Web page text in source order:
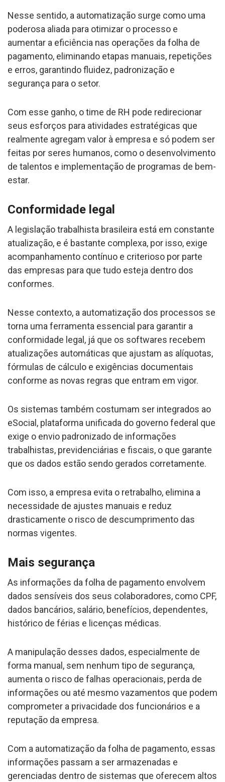
Nesse sentido, a automatização surge como uma
poderosa aliada para otimizar o processo e
aumentar a eficiência nas operações da folha de
pagamento, eliminando etapas manuais, repetições
e erros, garantindo fluidez, padronização e
segurança para o setor.
Com esse ganho, o time de RH pode redirecionar
seus esforços para atividades estratégicas que
realmente agregam valor à empresa e só podem ser
feitas por seres humanos, como o desenvolvimento
de talentos e implementação de programas de bem-
estar.
Conformidade legal
A legislação trabalhista brasileira está em constante
atualização, e é bastante complexa, por isso, exige
acompanhamento contínuo e criterioso por parte
das empresas para que tudo esteja dentro dos
conformes.
Nesse contexto, a automatização dos processos se
torna uma ferramenta essencial para garantir a
conformidade legal, já que os softwares recebem
atualizações automáticas que ajustam as alíquotas,
fórmulas de cálculo e exigências documentais
conforme as novas regras que entram em vigor.
Os sistemas também costumam ser integrados ao
eSocial, plataforma unificada do governo federal que
exige o envio padronizado de informações
trabalhistas, previdenciárias e fiscais, o que garante
que os dados estão sendo gerados corretamente.
Com isso, a empresa evita o retrabalho, elimina a
necessidade de ajustes manuais e reduz
drasticamente o risco de descumprimento das
normas vigentes.
Mais segurança
As informações da folha de pagamento envolvem
dados sensíveis dos seus colaboradores, como CPF,
dados bancários, salário, benefícios, dependentes,
histórico de férias e licenças médicas.
A manipulação desses dados, especialmente de
forma manual, sem nenhum tipo de segurança,
aumenta o risco de falhas operacionais, perda de
informações ou até mesmo vazamentos que podem
comprometer a privacidade dos funcionários e a
reputação da empresa.
Com a automatização da folha de pagamento, essas
informações passam a ser armazenadas e
gerenciadas dentro de sistemas que oferecem altos